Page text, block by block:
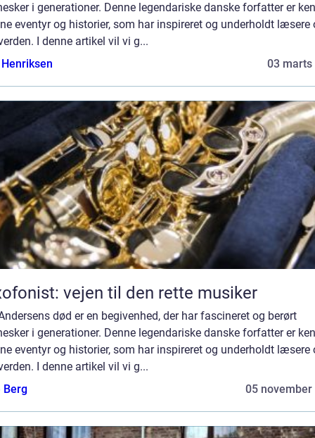
i generationer. Denne legendariske danske forfatter er
eventyr og historier, som har inspireret og underholdt læsere
I denne artikel vil vi g...
03 marts
vejen til den rette musiker
død er en begivenhed, der har fascineret og berørt
i generationer. Denne legendariske danske forfatter er
eventyr og historier, som har inspireret og underholdt læsere
I denne artikel vil vi g...
Berg
05 november